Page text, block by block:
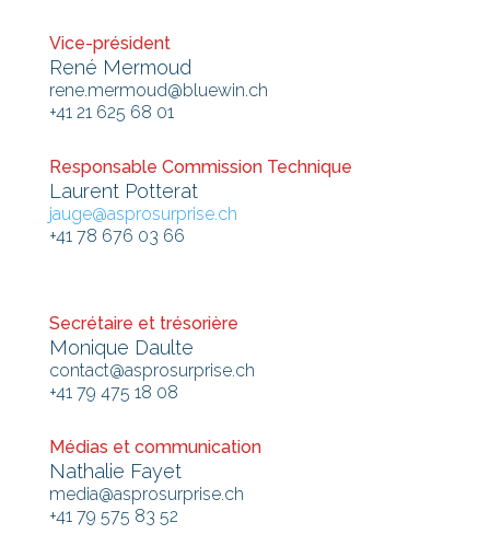
Vice-président
René Mermoud
rene.mermoud@bluewin.ch
+41 21 625 68 01
Responsable Commission Technique
Laurent Potterat
jauge@asprosurprise.ch
+41 78 676 03 66
Secrétaire et trésorière
Monique Daulte
contact@asprosurprise.ch
+41 79 475 18 08
Médias et communication
Nathalie Fayet
media@asprosurprise.ch
+41 79 575 83 52